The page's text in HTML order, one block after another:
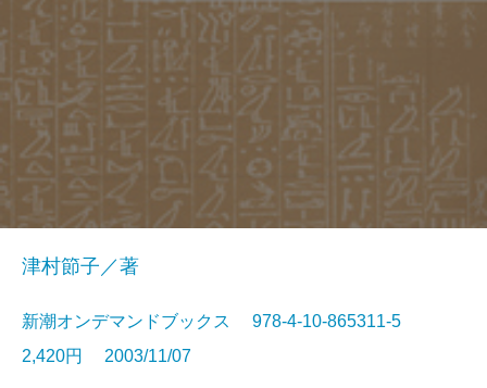
津村節子／著
新潮オンデマンドブックス 978-4-10-865311-5
2,420円 2003/11/07